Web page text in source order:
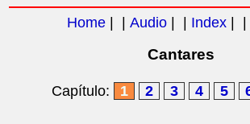
Home| | Audio| | Index| |
Cantares
Capítulo: 1 2 3 4 5